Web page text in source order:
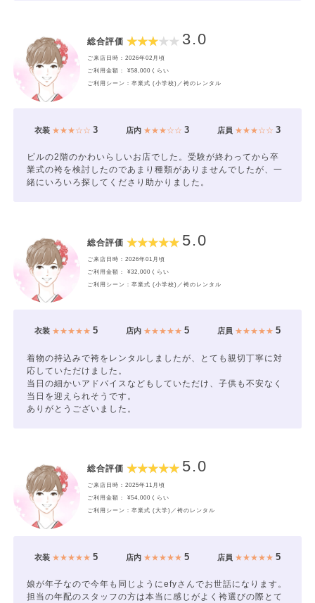
総合評価 3.0
ご来店日時：2026年02月頃
ご利用金額： ¥58,000くらい
ご利用シーン：卒業式 (小学校)／袴のレンタル
衣装★★★☆☆ 3 店内★★★☆☆ 3 店員 ★★★☆☆3
ビルの2階のかわいらしいお店でした。受験が終わってから卒
業式の袴を検討したのであまり種類がありませんでしたが、一
緒にいろいろ探してくださり助かりました。
総合評価 5.0
ご来店日時：2026年01月頃
ご利用金額： ¥32,000くらい
ご利用シーン：卒業式 (小学校)／袴のレンタル
衣装★★★★★ 5 店内★★★★★ 5 店員 ★★★★★5
着物の持込みで袴をレンタルしましたが、とても親切丁寧に対
応していただけました。
当日の細かいアドバイスなどもしていただけ、子供も不安なく
当日を迎えられそうです。
ありがとうございました。
総合評価 5.0
ご来店日時：2025年11月頃
ご利用金額： ¥54,000くらい
ご利用シーン：卒業式 (大学)／袴のレンタル
衣装★★★★★ 5 店内★★★★★ 5 店員 ★★★★★5
娘が年子なので今年も同じようにefyさんでお世話になります。
担当の年配のスタッフの方は本当に感じがよく袴選びの際とて